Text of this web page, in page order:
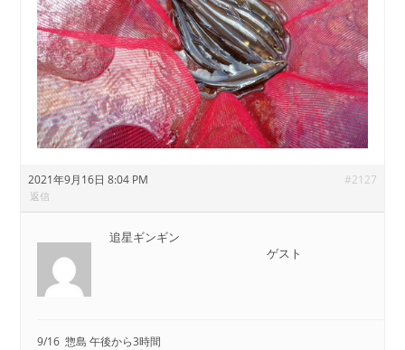
2021年9月16日 8:04 PM #2127
返信
追星ギンギン
ゲスト
9/16 惣島 午後から3時間